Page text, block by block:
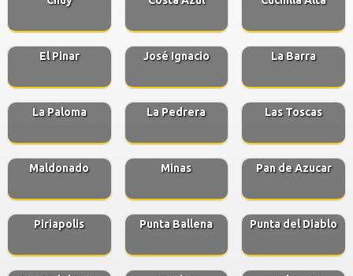
El Pinar José Ignacio La Barra
La Paloma La Pedrera Las Toscas
Maldonado Minas Pan de Azucar
Piriapolis Punta Ballena Punta del Diablo